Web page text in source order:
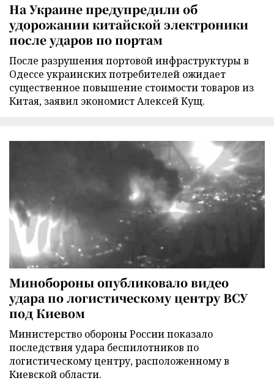
На Украине предупредили об
удорожании китайской электроники
после ударов по портам
После разрушения портовой инфраструктуры в
Одессе украинских потребителей ожидает
существенное повышение стоимости товаров из
Китая, заявил экономист Алексей Кущ.
Минобороны опубликовало видео
удара по логистическому центру ВСУ
под Киевом
Министерство обороны России показало
последствия удара беспилотников по
логистическому центру, расположенному в
Киевской области.